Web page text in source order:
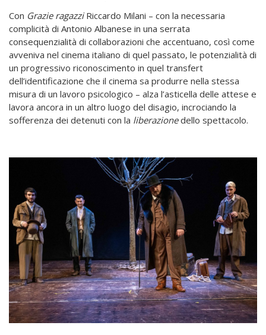
Con Grazie ragazziRiccardo Milani – con la necessaria
complicità di Antonio Albanese in una serrata
consequenzialità di collaborazioni che accentuano, così come
avveniva nel cinema italiano di quel passato, le potenzialità di
un progressivo riconoscimento in quel transfert
dell’identificazione che il cinema sa produrre nella stessa
misura di un lavoro psicologico – alza l’asticella delle attese e
lavora ancora in un altro luogo del disagio, incrociando la
sofferenza dei detenuti con la liberazionedello spettacolo.